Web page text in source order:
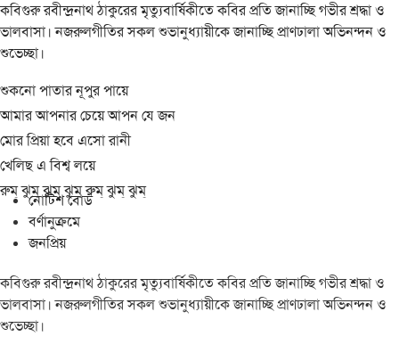
কবিগুরু রবীন্দ্রনাথ ঠাকুরের মৃত্যুবার্ষিকীতে কবির প্রতি জানাচ্ছি গভীর শ্রদ্ধা ও
ভালবাসা। নজরুলগীতির সকল শুভানুধ্যায়ীকে জানাচ্ছি প্রাণঢালা অভিনন্দন ও
শুভেচ্ছা।
শুকনো পাতার নূপুর পায়ে
আমার আপনার চেয়ে আপন যে জন
মোর প্রিয়া হবে এসো রানী
খেলিছ এ বিশ্ব লয়ে
রুম্ ঝুম্ ঝুম্ ঝুম্ রুম্ ঝুম্ ঝুম্
নোটিশ বোর্ড
বর্ণানুক্রমে
জনপ্রিয়
কবিগুরু রবীন্দ্রনাথ ঠাকুরের মৃত্যুবার্ষিকীতে কবির প্রতি জানাচ্ছি গভীর শ্রদ্ধা ও
ভালবাসা। নজরুলগীতির সকল শুভানুধ্যায়ীকে জানাচ্ছি প্রাণঢালা অভিনন্দন ও
শুভেচ্ছা।